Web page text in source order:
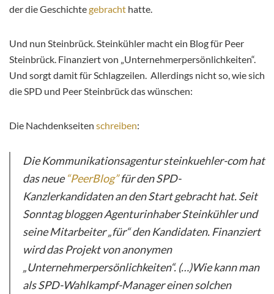
der die Geschichtegebracht hatte.
Und nun Steinbrück. Steinkühler macht ein Blog für Peer
Steinbrück. Finanziert von „Unternehmerpersönlichkeiten“.
Und sorgt damit für Schlagzeilen. Allerdings nicht so, wie sich
die SPD und Peer Steinbrück das wünschen:
Die Nachdenkseiten schreiben:
Die Kommunikationsagentur steinkuehler-com hat
das neue“PeerBlog”für den SPD-
Kanzlerkandidaten an den Start gebracht hat. Seit
Sonntag bloggen Agenturinhaber Steinkühler und
seine Mitarbeiter „für“ den Kandidaten. Finanziert
wird das Projekt von anonymen
„Unternehmerpersönlichkeiten“. (…)Wie kann man
als SPD-Wahlkampf-Manager einen solchen